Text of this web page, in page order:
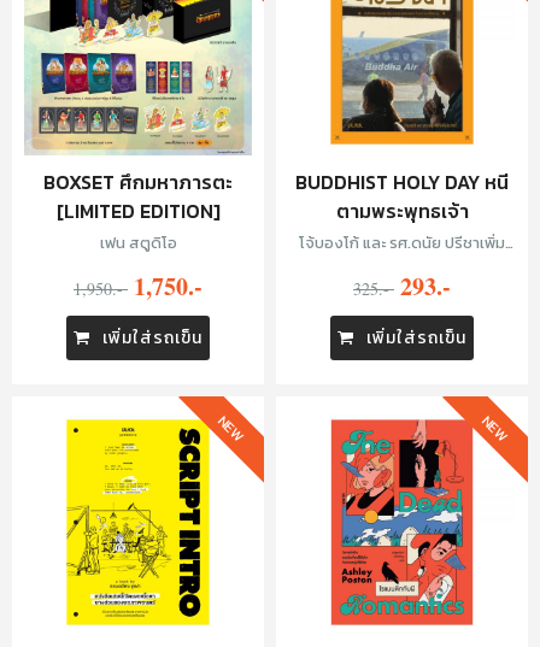
BOXSET ศึกมหาภารตะ
[LIMITED EDITION]
เฟน สตูดิโอ
1,950.- 1,750.-
เพิ่มใส่รถเข็น
BUDDHIST HOLY DAY หนี
ตามพระพุทธเจ้า
โจ้บองโก้ และ รศ.ดนัย ปรีชาเพิ่ม
325.- 293.-
เพิ่มใส่รถเข็น
NEW NEW